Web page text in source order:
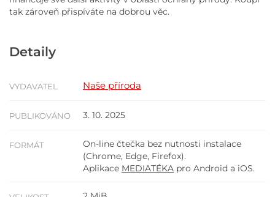
tak zároveň přispíváte na dobrou věc.
Detaily
VYDAVATEL Naše příroda
PUBLIKOVÁNO 3. 10. 2025
FORMÁT
On-line čtečka bez nutnosti instalace
(Chrome, Edge, Firefox).
Aplikace MEDIATÉKA pro Android a iOS.